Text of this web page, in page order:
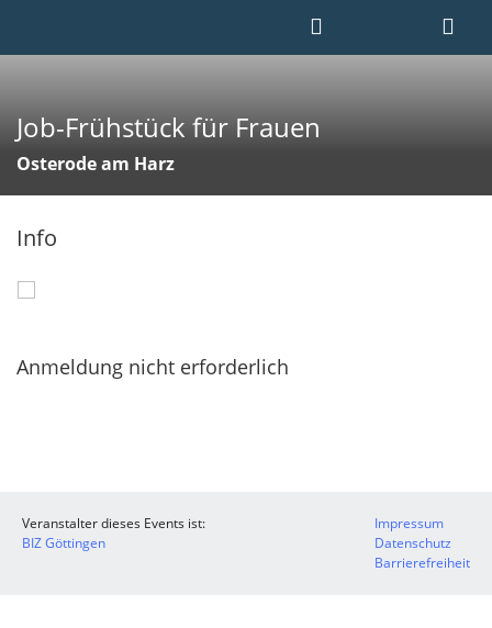
Job-Frühstück für Frauen
Osterode am Harz
Info
Anmeldung nicht erforderlich
Veranstalter dieses Events ist:
BIZ Göttingen
Impressum
Datenschutz
Barrierefreiheit